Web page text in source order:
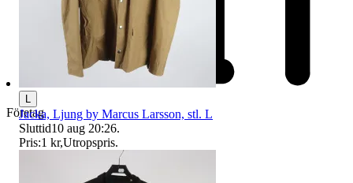
Företag
L
Jacka, Ljung by Marcus Larsson, stl. L
Sluttid10 aug 20:26.
Pris:1 kr,Utropspris.